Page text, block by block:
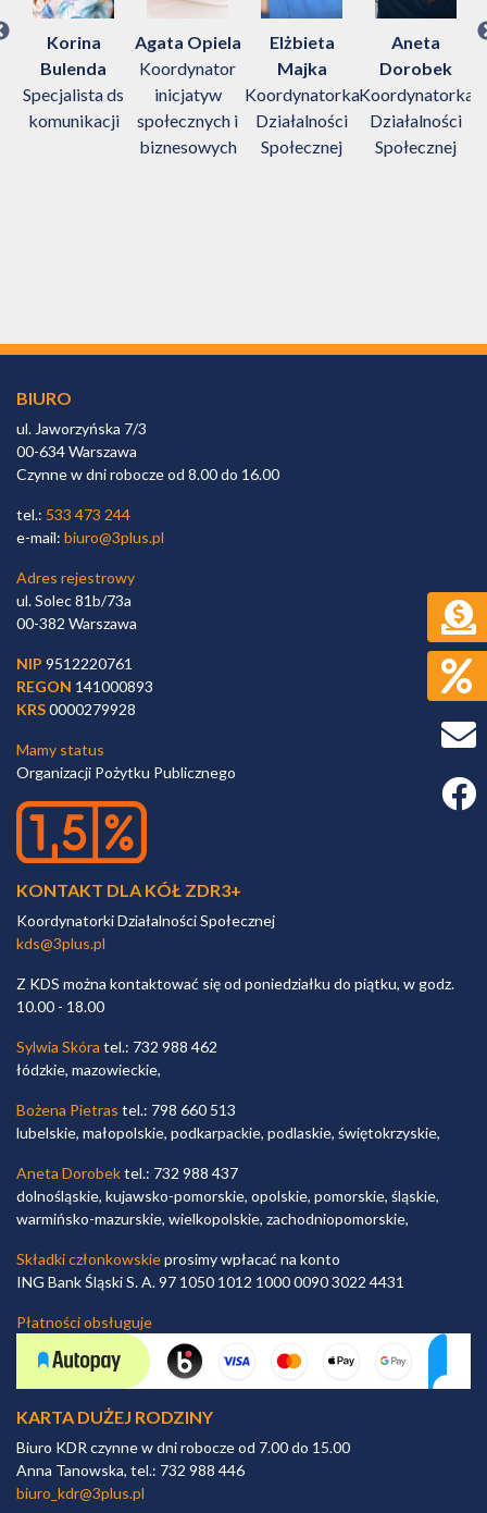
Korina
Bulenda
Specjalista ds
komunikacji
Agata Opiela
Koordynator
inicjatyw
społecznych i
biznesowych
Elżbieta
Majka
Koordynatorka
Działalności
Społecznej
Aneta
Dorobek
Koordynatorka
Działalności
Społecznej
BIURO
ul. Jaworzyńska 7/3
00-634 Warszawa
Czynne w dni robocze od 8.00 do 16.00
tel.: 533 473 244
e-mail: biuro@3plus.pl
Adres rejestrowy
ul. Solec 81b/73a
00-382 Warszawa
NIP 9512220761
REGON 141000893
KRS0000279928
Mamy status
Organizacji Pożytku Publicznego
KONTAKT DLA KÓŁ ZDR3+
Koordynatorki Działalności Społecznej
kds@3plus.pl
Z KDS można kontaktować się od poniedziałku do piątku, w godz.
10.00 - 18.00
Sylwia Skóra tel.: 732 988 462
łódzkie, mazowieckie,
Bożena Pietras tel.: 798 660 513
lubelskie, małopolskie, podkarpackie, podlaskie, świętokrzyskie,
Aneta Dorobektel.: 732 988 437
dolnośląskie, kujawsko-pomorskie, opolskie, pomorskie, śląskie,
warmińsko-mazurskie, wielkopolskie, zachodniopomorskie,
Składki członkowskieprosimy wpłacać na konto
ING Bank Śląski S. A. 97 1050 1012 1000 0090 3022 4431
Płatności obsługuje
KARTA DUŻEJ RODZINY
Biuro KDR czynne w dni robocze od 7.00 do 15.00
Anna Tanowska, tel.: 732 988 446
biuro_kdr@3plus.pl